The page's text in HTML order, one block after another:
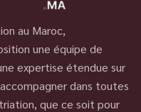
au Maroc,
une équipe de
expertise étendue sur
dans toutes
que ce soit pour